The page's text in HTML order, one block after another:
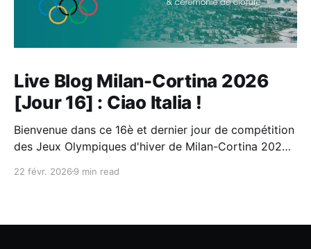
Live Blog Milan-Cortina 2026
[Jour 16] : Ciao Italia !
Bienvenue dans ce 16è et dernier jour de compétition
des Jeux Olympiques d'hiver de Milan-Cortina 2026 !
sélection des épreuves à ne pas rater, puis tout au
22 févr. 2026 9 min read